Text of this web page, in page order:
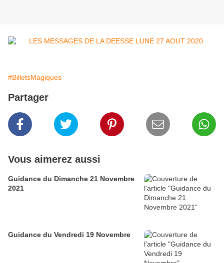
#BilletsMagiques
Partager
Vous aimerez aussi
Guidance du Dimanche 21 Novembre
2021
Guidance du Vendredi 19 Novembre